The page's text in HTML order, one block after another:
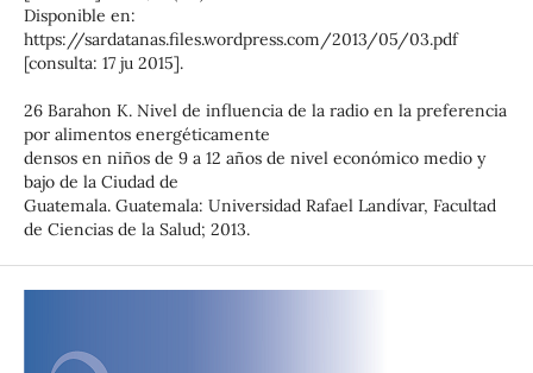
Disponible en:
https://sardatanas.files.wordpress.com/2013/05/03.pdf
[consulta: 17 ju 2015].
26 Barahon K. Nivel de influencia de la radio en la preferencia
por alimentos energéticamente
densos en niños de 9 a 12 años de nivel económico medio y
bajo de la Ciudad de
Guatemala. Guatemala: Universidad Rafael Landívar, Facultad
de Ciencias de la Salud; 2013.